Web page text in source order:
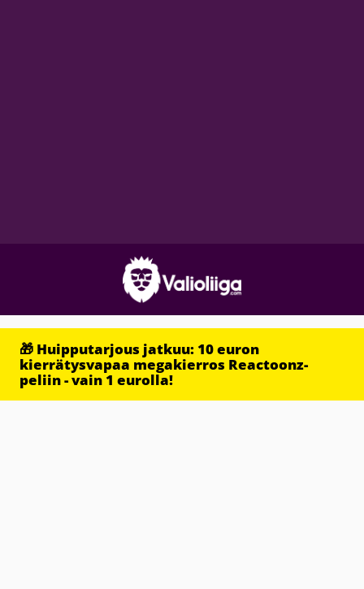
🎁 Huipputarjous jatkuu: 10 euron
kierrätysvapaa megakierros Reactoonz-
peliin - vain 1 eurolla!